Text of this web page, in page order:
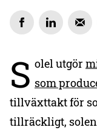
S olel utgör
som
tillväxttakt för
tillräckligt,